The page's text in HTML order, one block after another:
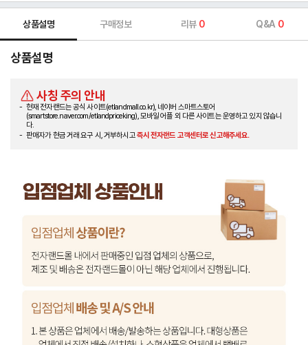
상품설명 구매정보 리뷰 0 Q&A 0
상품설명
사칭 주의 안내
현재 전자랜드는 공식 사이트(etlandmall.co.kr), 네이버 스마트스토어
(smartstore.naver.com/etlandpriceking), 모바일 어플 외 다른 사이트는 운영하고 있지 않습니
다.
판매자가 현금 거래 요구 시, 거부하시고즉시 전자랜드 고객센터로 신고해주세요.